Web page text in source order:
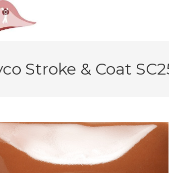
Stroke & Coat